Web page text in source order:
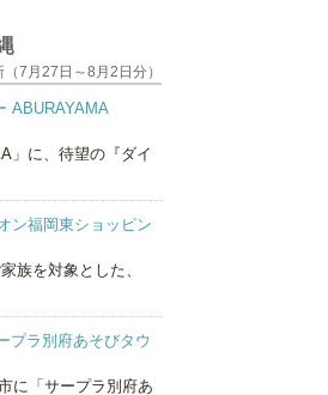
7月27日～8月2日分）
ABURAYAMA
」に、待望の『ダイ
ン福岡東ショッピン
族を対象とした、
プラ別府あそびタウ
に「サープラ別府あ